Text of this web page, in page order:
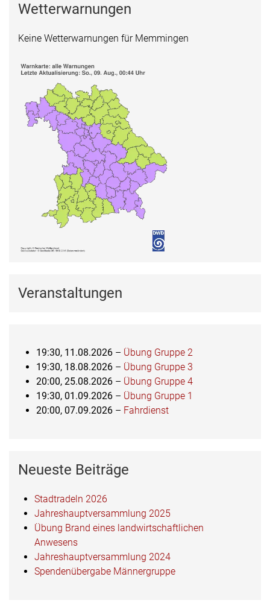
Wetterwarnungen
Keine Wetterwarnungen für Memmingen
Veranstaltungen
19:30, 11.08.2026 – Übung Gruppe 2
19:30, 18.08.2026 – Übung Gruppe 3
20:00, 25.08.2026 – Übung Gruppe 4
19:30, 01.09.2026 – Übung Gruppe 1
20:00, 07.09.2026 – Fahrdienst
Neueste Beiträge
Stadtradeln 2026
Jahreshauptversammlung 2025
Übung Brand eines landwirtschaftlichen
Anwesens
Jahreshauptversammlung 2024
Spendenübergabe Männergruppe